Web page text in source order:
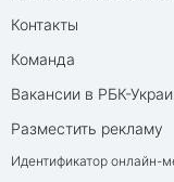
Контакты
Команда
Вакансии в РБК-
Разместить рекламу
Идентификатор онлайн-